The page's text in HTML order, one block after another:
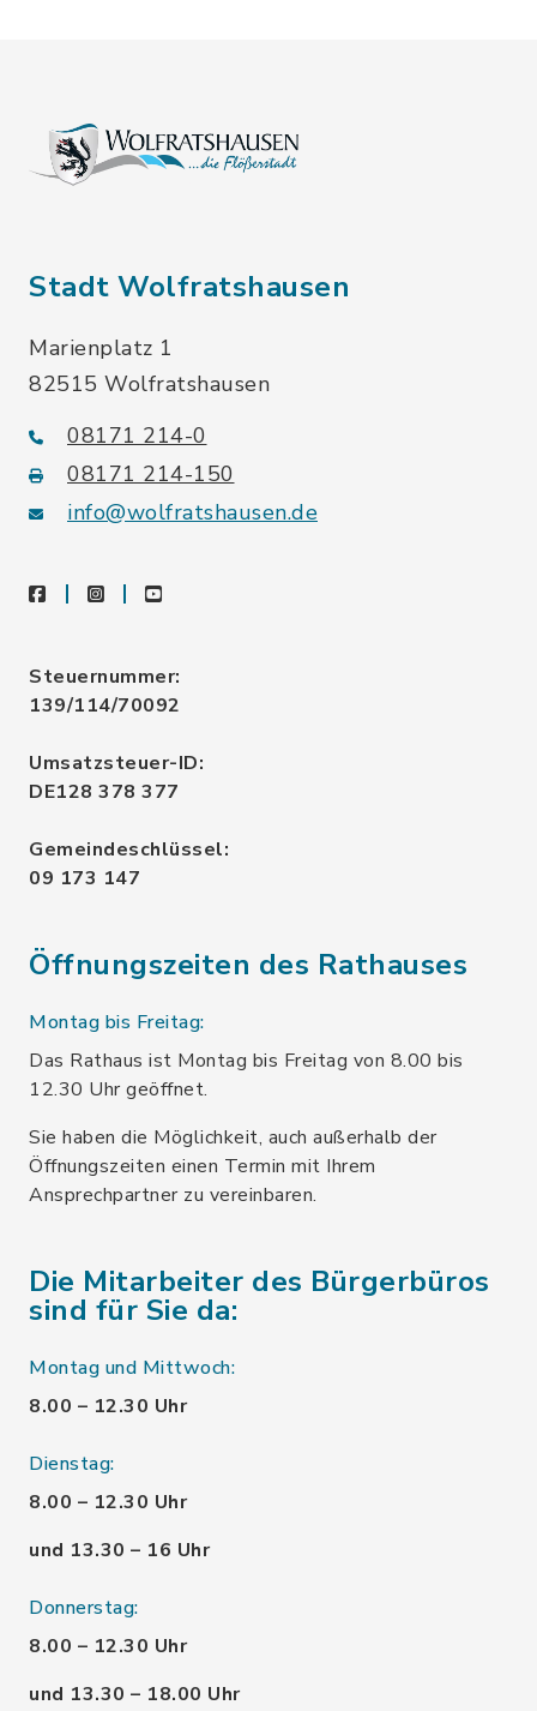
Stadt Wolfratshausen
Marienplatz 1
82515 Wolfratshausen
08171 214-0
08171 214-150
info@wolfratshausen.de
facebookinstagramyoutube
Steuernummer:
139/114/70092
Umsatzsteuer-ID:
DE128 378 377
Gemeindeschlüssel:
09 173 147
Öffnungszeiten des Rathauses
Montag bis Freitag:
Das Rathaus ist Montag bis Freitag von 8.00 bis
12.30 Uhr geöffnet.
Sie haben die Möglichkeit, auch außerhalb der
Öffnungszeiten einen Termin mit Ihrem
Ansprechpartner zu vereinbaren.
Die Mitarbeiter des Bürgerbüros
sind für Sie da:
Montag und Mittwoch:
8.00 – 12.30 Uhr
Dienstag:
8.00 – 12.30 Uhr
und 13.30 – 16 Uhr
Donnerstag:
8.00 – 12.30 Uhr
und 13.30 – 18.00 Uhr